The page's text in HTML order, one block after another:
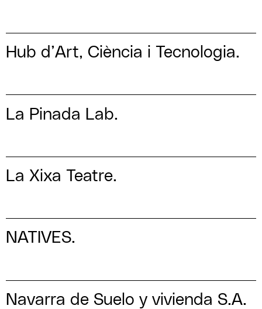
Hub d’Art, Ciència i Tecnologia.
La Pinada Lab.
La Xixa Teatre.
NATIVES.
Navarra de Suelo y vivienda S.A.